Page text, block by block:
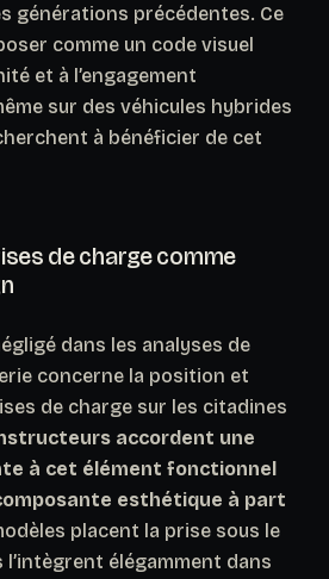
générations précédentes. Ce
comme un code visuel
et à l’engagement
sur des véhicules hybrides
à bénéficier de cet
de charge comme
dans les analyses de
concerne la position et
de charge sur les citadines
accordent une
à cet élément fonctionnel
esthétique à part
placent la prise sous le
l’intègrent élégamment dans